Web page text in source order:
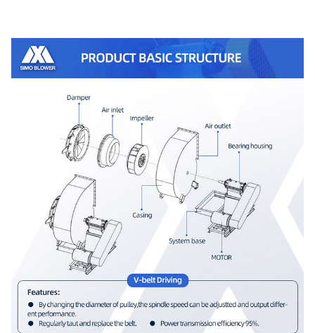
Axe principal
construction
de haute
42CrMo, acier
inoxydable…
Rapport
NSK, ZWZ…
Fan
centrifugefacultative
Bâti de système, écran protecteur,
compensateur de canalisation de
silencieux, d'admission et de
Bride d'admission et de débouché,
amortisseur, déclencheur électrique,
isolant de choc, accouplement de
diaphragme, accouplement liquide,